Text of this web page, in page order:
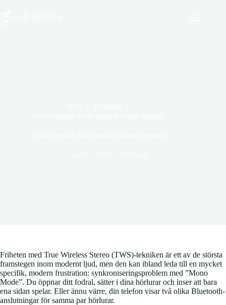
Friheten med True Wireless Stereo (TWS)-tekniken är ett av de största
framstegen inom modernt ljud, men den kan ibland leda till en mycket
specifik, modern frustration: synkroniseringsproblem med ”Mono
Mode”. Du öppnar ditt fodral, sätter i dina hörlurar och inser att bara
ena sidan spelar. Eller ännu värre, din telefon visar två olika Bluetooth-
anslutningar för samma par hörlurar.